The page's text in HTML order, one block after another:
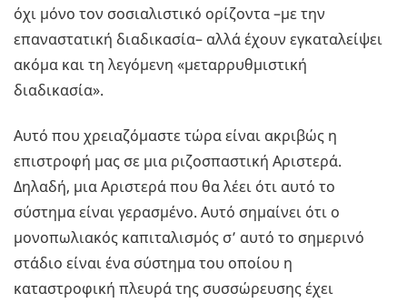
όχι μόνο τον σοσιαλιστικό ορίζοντα –με την
επαναστατική διαδικασία– αλλά έχουν εγκαταλείψει
ακόμα και τη λεγόμενη «μεταρρυθμιστική
διαδικασία».
Αυτό που χρειαζόμαστε τώρα είναι ακριβώς η
επιστροφή μας σε μια ριζοσπαστική Αριστερά.
Δηλαδή, μια Αριστερά που θα λέει ότι αυτό το
σύστημα είναι γερασμένο. Αυτό σημαίνει ότι ο
μονοπωλιακός καπιταλισμός σ’ αυτό το σημερινό
στάδιο είναι ένα σύστημα του οποίου η
καταστροφική πλευρά της συσσώρευσης έχει